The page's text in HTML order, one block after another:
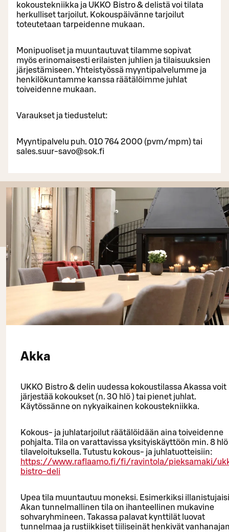
kokoustekniikka ja UKKO Bistro & delistä voi tilata
herkulliset tarjoilut. Kokouspäivänne tarjoilut
toteutetaan tarpeidenne mukaan.
Monipuoliset ja muuntautuvat tilamme sopivat
myös erinomaisesti erilaisten juhlien ja tilaisuuksien
järjestämiseen. Yhteistyössä myyntipalvelumme ja
henkilökuntamme kanssa räätälöimme juhlat
toiveidenne mukaan.
Varaukset ja tiedustelut:
Myyntipalvelu puh. 010 764 2000 (pvm/mpm) tai
sales.suur-savo@sok.fi
Akka
UKKO Bistro & delin uudessa kokoustilassa Akassa voit
järjestää kokoukset (n. 30 hlö ) tai pienet juhlat.
Käytössänne on nykyaikainen kokoustekniikka.
Kokous- ja juhlatarjoilut räätälöidään aina toiveidenne
pohjalta. Tila on varattavissa yksityiskäyttöön min. 8
tilaveloituksella. Tutustu kokous- ja juhlatuotteisiin:
https://www.raflaamo.fi/fi/ravintola/pieksamaki/
bistro-deli
Upea tila muuntautuu moneksi. Esimerkiksi
Akan tunnelmallinen tila on ihanteellinen mukavine
sohvaryhmineen. Takassa palavat kynttilät luovat
tunnelmaa ja rustiikkiset tiiliseinät henkivät